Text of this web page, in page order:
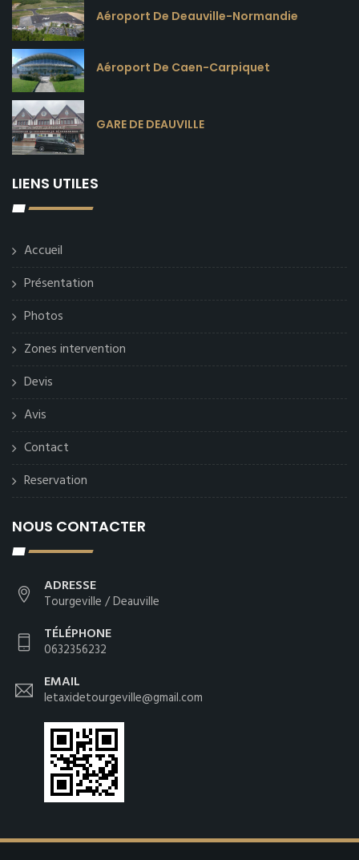
Aéroport De Deauville-Normandie
Aéroport De Caen-Carpiquet
GARE DE DEAUVILLE
LIENS UTILES
Accueil
Présentation
Photos
Zones intervention
Devis
Avis
Contact
Reservation
NOUS CONTACTER
ADRESSE
Tourgeville / Deauville
TÉLÉPHONE
0632356232
EMAIL
letaxidetourgeville@gmail.com